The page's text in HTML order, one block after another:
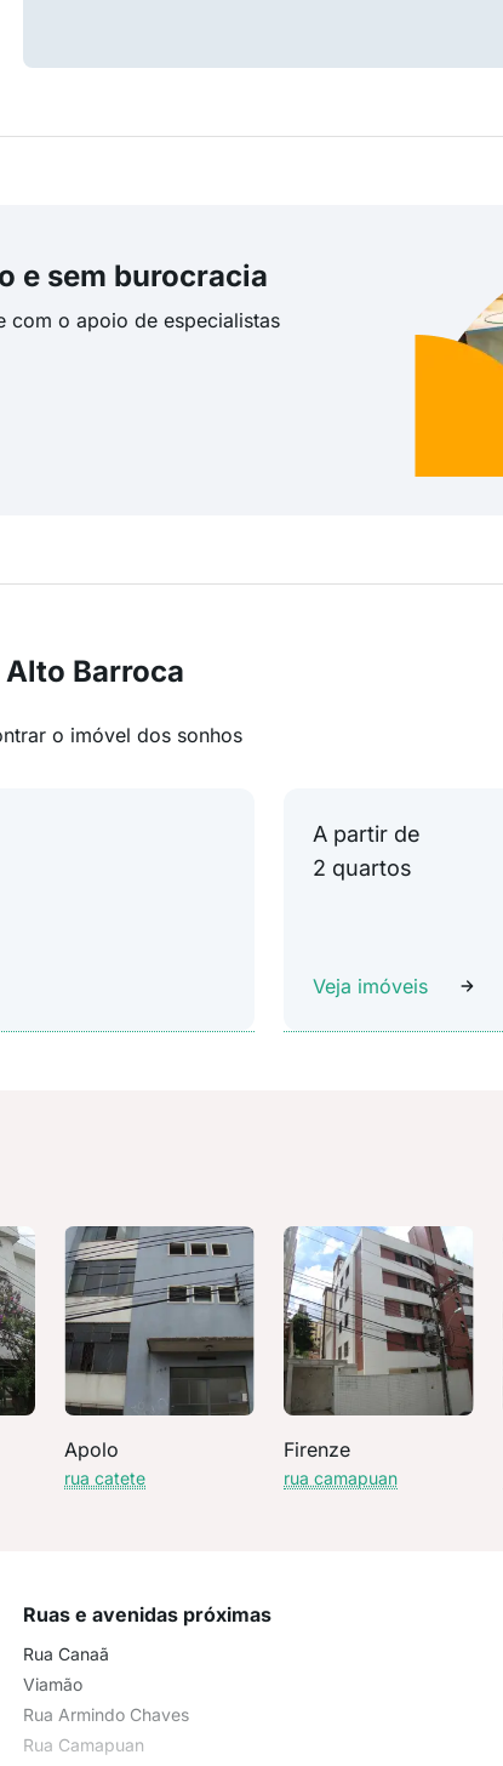
e sem burocracia
com o apoio de especialistas
Barroca
o imóvel dos sonhos
A partir de
2 quartos
Veja imóveis
Apolo
rua catete
Firenze
rua camapuan
Ruas e avenidas próximas
Rua Canaã
Viamão
Rua Armindo Chaves
Rua Camapuan